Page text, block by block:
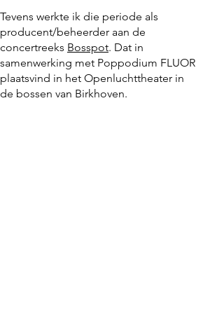
Tevens werkte ik die periode als
producent/beheerder aan de
concertreeks Bosspot. Dat in
samenwerking met Poppodium FLUOR
plaatsvind in het Openluchttheater in
de bossen van Birkhoven.